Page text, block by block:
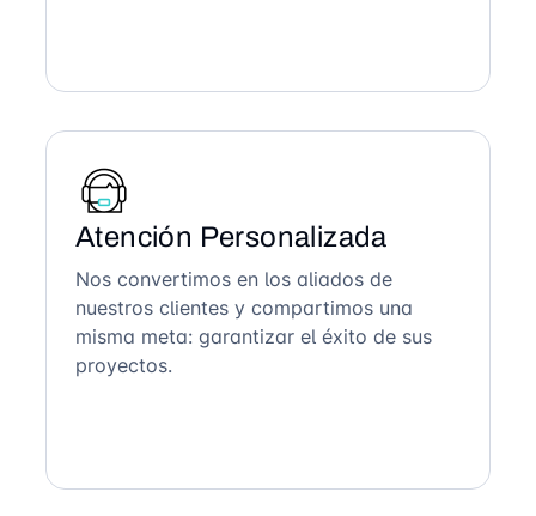
Atención Personalizada
Nos convertimos en los aliados de
nuestros clientes y compartimos una
misma meta: garantizar el éxito de sus
proyectos.